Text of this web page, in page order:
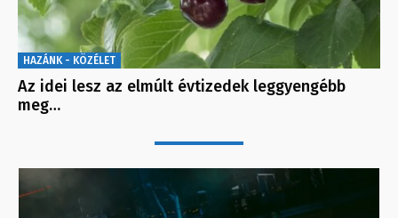
HAZÁNK - KÖZÉLET
Az idei lesz az elmúlt évtizedek leggyengébb
meg…